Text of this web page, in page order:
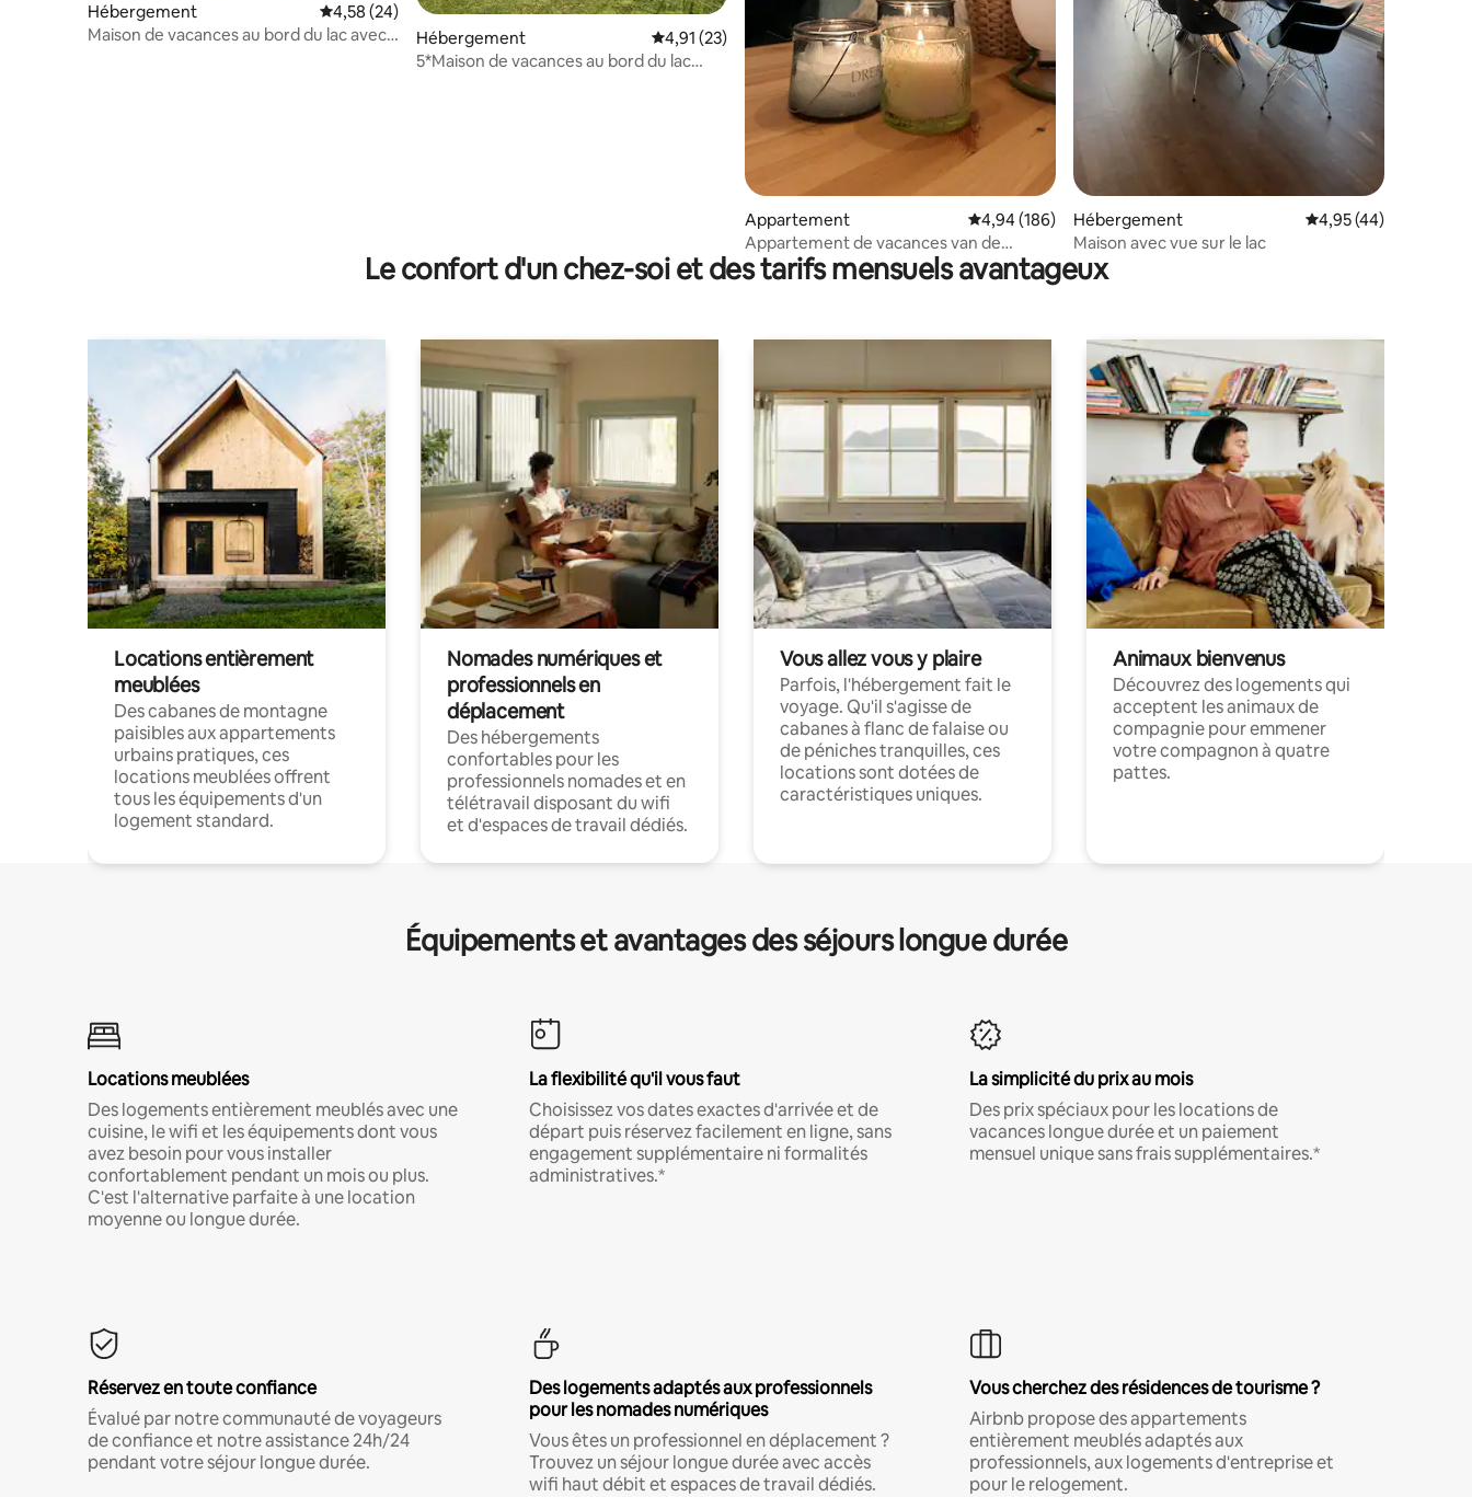
Hébergement Évaluation moyenne sur la base de 24 commentaires : 4,58 sur 5
4,58 (24)
Maison de vacances au bord du lac avec
Hébergement Évaluation moyenne sur la base de 23 commentaires : 4,91 sur 5
4,91 (23)
5*Maison de vacances au bord du lac
Appartement Évaluation moyenne sur la base de 186 commentaires : 4,94 sur 5
4,94 (186)
Appartement de vacances van de
Bettkantee à Krakow am See
Hébergement Évaluation moyenne
4,95 (44)
Maison avec vue sur le lac
Le confort d'un chez-soi et des tarifs mensuels avantageux
Locations entièrement
meublées
Des cabanes de montagne
paisibles aux appartements
urbains pratiques, ces
locations meublées offrent
tous les équipements d'un
logement standard.
Nomades numériques et
professionnels en
déplacement
Des hébergements
confortables pour les
professionnels nomades et en
télétravail disposant du wifi
et d'espaces de travail dédiés.
Vous allez vous y plaire
Parfois, l'hébergement fait le
voyage. Qu'il s'agisse de
cabanes à flanc de falaise ou
de péniches tranquilles, ces
locations sont dotées de
caractéristiques uniques.
Animaux bienvenus
Découvrez des logements qui
acceptent les animaux de
compagnie pour emmener
votre compagnon à quatre
pattes.
Équipements et avantages des séjours longue durée
Locations meublées
Des logements entièrement meublés avec une
cuisine, le wifi et les équipements dont vous
avez besoin pour vous installer
confortablement pendant un mois ou plus.
C'est l'alternative parfaite à une location
moyenne ou longue durée.
La flexibilité qu'il vous faut
Choisissez vos dates exactes d'arrivée et de
départ puis réservez facilement en ligne, sans
engagement supplémentaire ni formalités
administratives.*
La simplicité du prix au mois
Des prix spéciaux pour les locations de
vacances longue durée et un paiement
mensuel unique sans frais supplémentaires.*
Réservez en toute confiance
Évalué par notre communauté de voyageurs
de confiance et notre assistance 24h/24
pendant votre séjour longue durée.
Des logements adaptés aux professionnels
pour les nomades numériques
Vous êtes un professionnel en déplacement ?
Trouvez un séjour longue durée avec accès
wifi haut débit et espaces de travail dédiés.
Vous cherchez des résidences de tourisme ?
Airbnb propose des appartements
entièrement meublés adaptés aux
professionnels, aux logements d'entreprise et
pour le relogement.